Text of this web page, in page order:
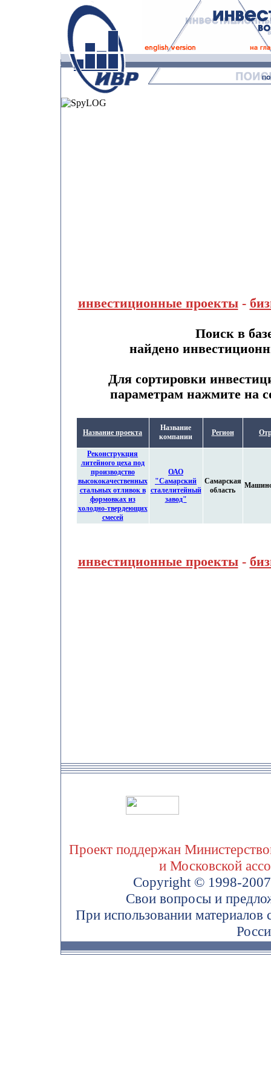
инвестиционные проекты-
Поиск в
найдено
Для сортировки
параметрам нажмите на
Название проекта
Название
компании
Регион
Реконструкция
литейного цеха под
производство
высококачественных
стальных отливок в
формовках из
холодно-твердеющих
смесей
ОАО
"Самарский
сталелитейный
завод"
Самарская
область
инвестиционные проекты-
Проект поддержан
и Московской
Copyright © 1998-
Свои вопросы и
При использовании